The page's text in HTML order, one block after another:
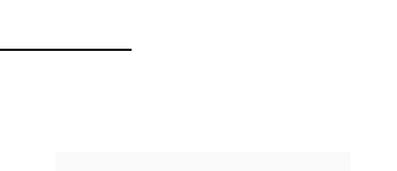
auf dem Motorgehäuse oder im Wartungshandbuch.